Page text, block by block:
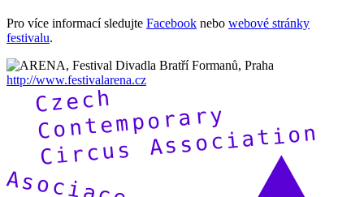
Pro více informací sledujte Facebook nebo webové stránky
festivalu.
http://www.festivalarena.cz